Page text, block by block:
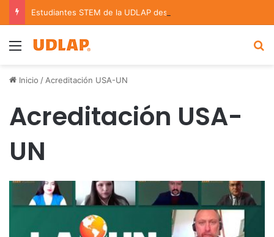
Menu
Inicio / Acreditación USA-UN
Acreditación USA-
UN